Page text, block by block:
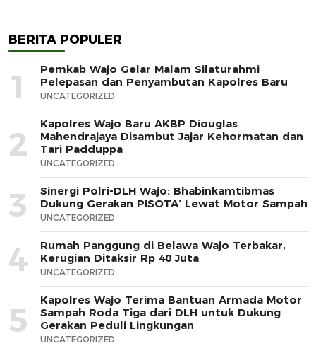
BERITA POPULER
1
Pemkab Wajo Gelar Malam Silaturahmi
Pelepasan dan Penyambutan Kapolres Baru
UNCATEGORIZED
2
Kapolres Wajo Baru AKBP Diouglas
Mahendrajaya Disambut Jajar Kehormatan dan
Tari Padduppa
UNCATEGORIZED
3
Sinergi Polri-DLH Wajo: Bhabinkamtibmas
Dukung Gerakan PISOTA’ Lewat Motor Sampah
UNCATEGORIZED
4
Rumah Panggung di Belawa Wajo Terbakar,
Kerugian Ditaksir Rp 40 Juta
UNCATEGORIZED
5
Kapolres Wajo Terima Bantuan Armada Motor
Sampah Roda Tiga dari DLH untuk Dukung
Gerakan Peduli Lingkungan
UNCATEGORIZED